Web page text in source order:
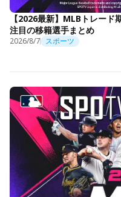
【2026最新】MLBトレード
注目の移籍選手まとめ
2026/8/7 スポーツ